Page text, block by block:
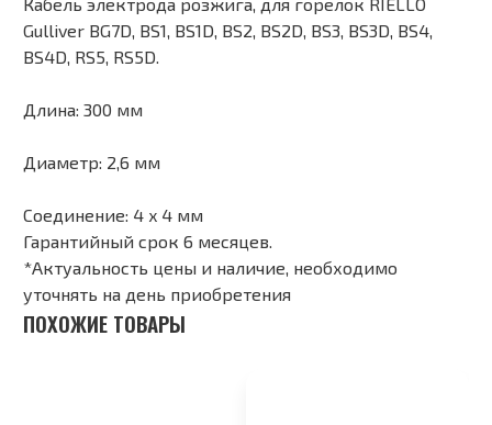
Gulliver BG7D, BS1, BS1D, BS2, BS2D, BS3, BS3D, BS4,
BS4D, RS5, RS5D.
Длина: 300 мм
Диаметр: 2,6 мм
Соединение: 4 x 4 мм
Гарантийный срок 6 месяцев.
*Актуальность цены и наличие, необходимо
уточнять на день приобретения
ПОХОЖИЕ ТОВАРЫ